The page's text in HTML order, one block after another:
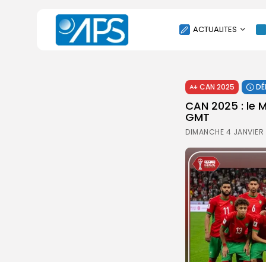
ACTUALITES
SOCIÉTÉ
ÉCONOMIE
CULTURE
ENVIRONNEMENT
INTERNATIONAL
AGENDA
SANTE
CAN 2025
CAN 2025 : le
GMT
DIMANCHE 4